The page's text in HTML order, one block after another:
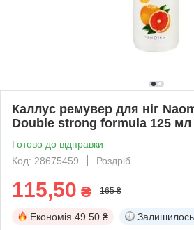
Каллус ремувер для ніг
Double strong formula 125 мл
Готово до відправки
Код: 28675459
Роздріб
115,50 ₴ 165 ₴
Економія 49.50 ₴ Залишилось